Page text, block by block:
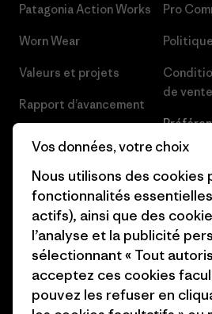
Patagonia Action Works
Worn Wear
Valeurs et projets
Rapport d’avancement
Objectifs climatiques
1% For The Planet
Comment nous
finançons
Cartes cadeaux
Pro
de vente
Carrières
Presse
Industry
site
Vos données, votre choix
Nous utilisons des cookies
fonctionnalités
actifs), ainsi que des
l’analyse et la publicité
sélectionnant « Tout
acceptez ces cookies
pouvez les refuser en